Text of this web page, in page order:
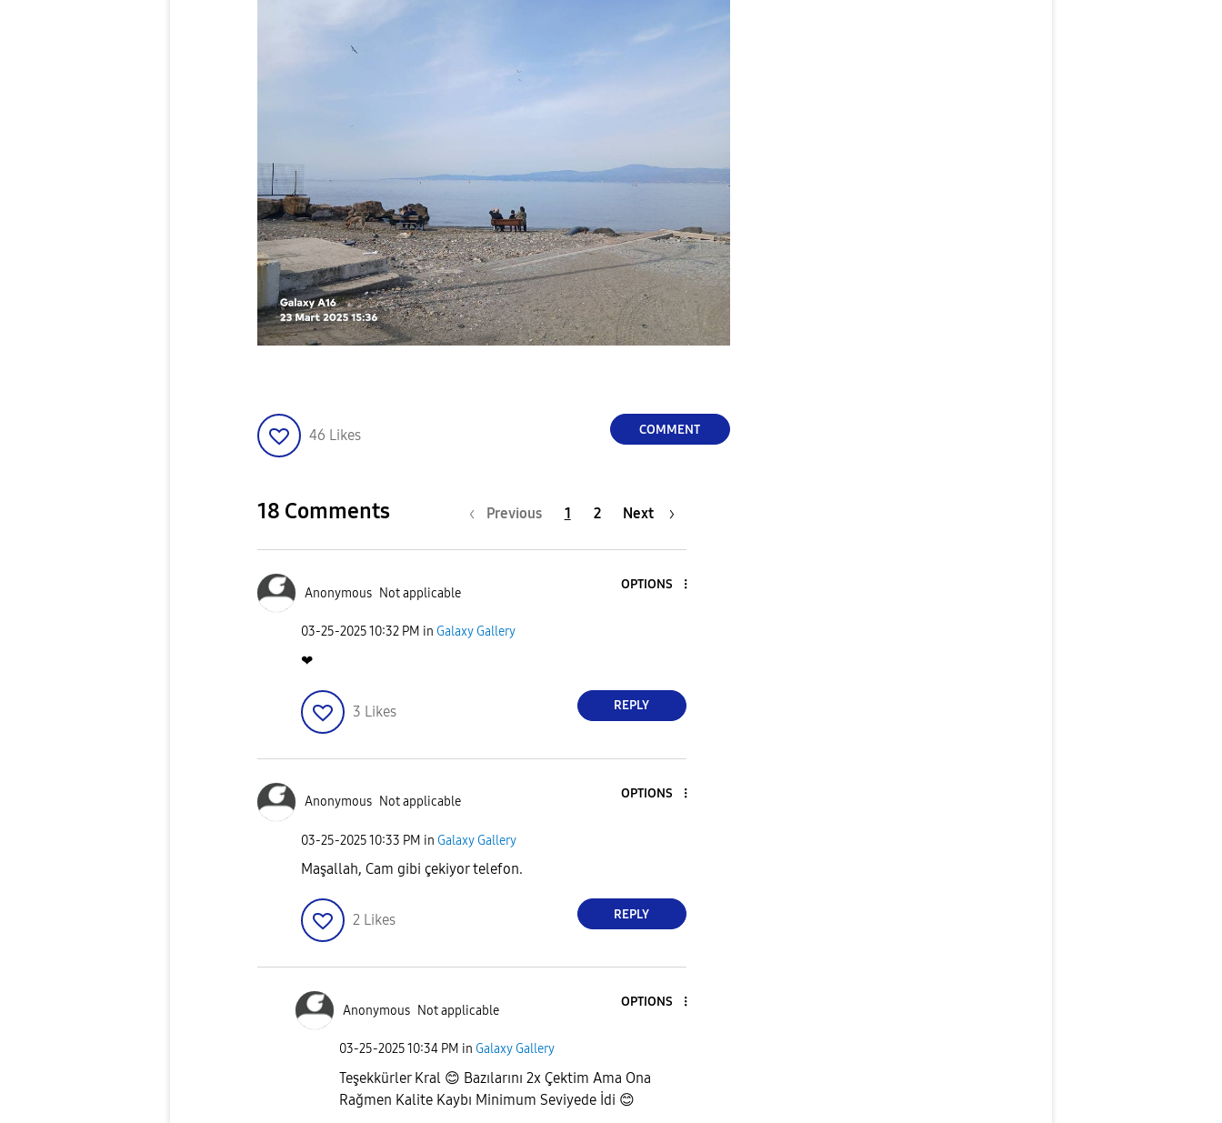
46 Likes COMMENT
18 Comments Previous 1 2 Next
Anonymous Not applicable
OPTIONS
‎03-25-202510:32 PM in Galaxy Gallery
❤
3 Likes REPLY
Anonymous Not applicable
OPTIONS
‎03-25-202510:33 PM in Galaxy Gallery
Maşallah, Cam gibi çekiyor telefon.
2 Likes REPLY
Anonymous Not applicable
OPTIONS
‎03-25-202510:34 PM in Galaxy Gallery
Teşekkürler Kral 😊 Bazılarını 2x Çektim Ama Ona
Rağmen Kalite Kaybı Minimum Seviyede İdi 😊